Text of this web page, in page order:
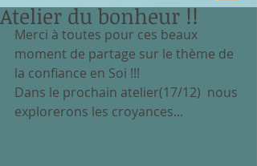
Atelier du bonheur !!
Merci à toutes pour ces beaux
moment de partage sur le thème de
la confiance en Soi !!!
Dans le prochain atelier(17/12)  nous
explorerons les croyances...